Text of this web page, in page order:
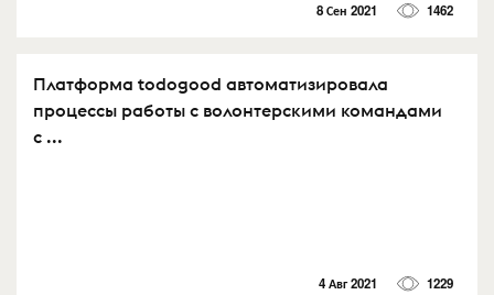
8 Сен 2021 1462
Платформа todogood автоматизировала
процессы работы с волонтерскими командами
с ...
4 Авг 2021 1229